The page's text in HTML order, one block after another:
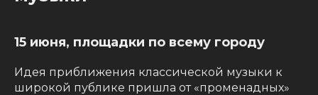
15 июня, площадки по всему городу
Идея приближения классической музыки к
широкой публике пришла от «променадных»